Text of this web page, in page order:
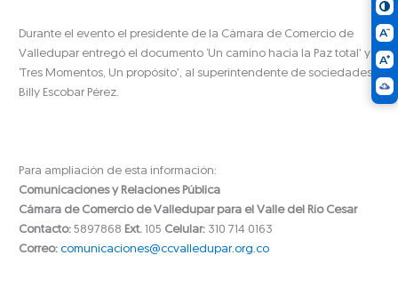
Durante el evento el presidente de la Cámara de Comercio de
Valledupar entregó el documento ‘Un camino hacia la Paz total’ y
‘Tres Momentos, Un propósito’, al superintendente de sociedades
Billy Escobar Pérez.
Para ampliación de esta información:
Comunicaciones y Relaciones Pública
Cámara de Comercio de Valledupar para el Valle del Río Cesar
Contacto: 5897868 Ext. 105 Celular: 310 714 0163
Correo: comunicaciones@ccvalledupar.org.co